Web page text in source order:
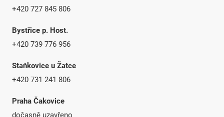
+420 727 845 806
Bystřice p. Host.
+420 739 776 956
Staňkovice u Žatce
+420 731 241 806
Praha Čakovice
dočasně uzavřeno